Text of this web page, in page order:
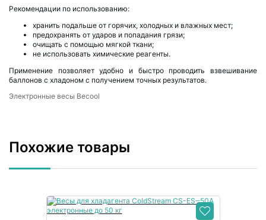
Рекомендации по использованию:
хранить подальше от горячих, холодных и влажных мест;
предохранять от ударов и попадания грязи;
очищать с помощью мягкой ткани;
не использовать химические реагенты.
Применение позволяет удобно и быстро проводить взвешивание
баллонов с хладоном с получением точных результатов.
Электронные весы Becool
Похожие товары